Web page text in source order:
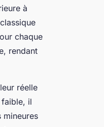
à
chaque
rendant
réelle
faible, il
mineures